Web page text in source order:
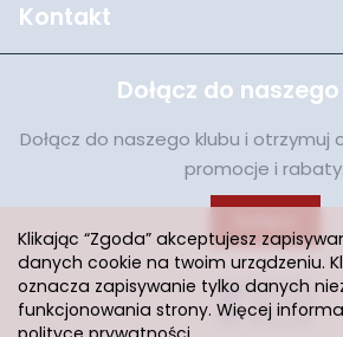
Kontakt
Dołącz do
Dołącz do naszego klubu i otrzymuj
promocje i rabaty.
Klikając “Zgoda” akceptujesz
danych cookie na twoim urządzeniu.
oznacza zapisywanie tylko danych
funkcjonowania strony. Więcej